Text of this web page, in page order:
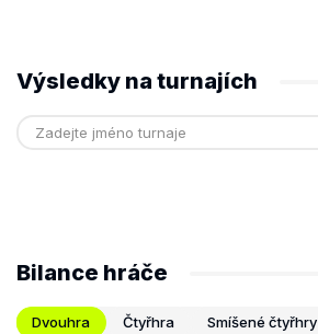
Výsledky na turnajích
Bilance hráče
Dvouhra Čtyřhra Smíšené čtyřhry